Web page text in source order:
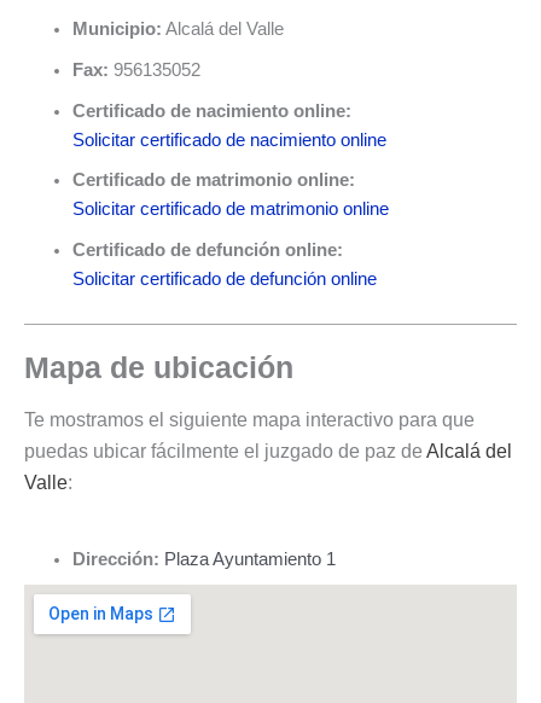
Municipio: Alcalá del Valle
Fax: 956135052
Certificado de nacimiento online:
Solicitar certificado de nacimiento online
Certificado de matrimonio online:
Solicitar certificado de matrimonio online
Certificado de defunción online:
Solicitar certificado de defunción online
Mapa de ubicación
Te mostramos el siguiente mapa interactivo para que
puedas ubicar fácilmente el juzgado de paz de Alcalá del
Valle:
Dirección: Plaza Ayuntamiento 1